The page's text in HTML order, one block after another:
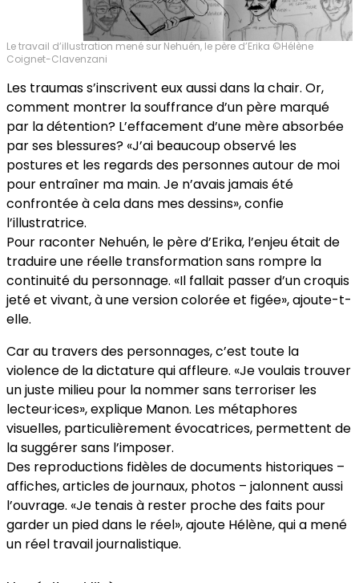
Le travail d’illustration mené sur Nehuén, le père d’Erika ©Hélène
Coignet-Clavenzani
Les traumas s’inscrivent eux aussi dans la chair. Or,
comment montrer la souffrance d’un père marqué
par la détention? L’effacement d’une mère absorbée
par ses blessures? «J’ai beaucoup observé les
postures et les regards des personnes autour de moi
pour entraîner ma main. Je n’avais jamais été
confrontée à cela dans mes dessins», confie
l’illustratrice.
Pour raconter Nehuén, le père d’Erika, l’enjeu était de
traduire une réelle transformation sans rompre la
continuité du personnage. «Il fallait passer d’un croquis
jeté et vivant, à une version colorée et figée», ajoute-t-
elle.
Car au travers des personnages, c’est toute la
violence de la dictature qui affleure. «Je voulais trouver
un juste milieu pour la nommer sans terroriser les
lecteur·ices», explique Manon. Les métaphores
visuelles, particulièrement évocatrices, permettent de
la suggérer sans l’imposer.
Des reproductions fidèles de documents historiques –
affiches, articles de journaux, photos – jalonnent aussi
l’ouvrage. «Je tenais à rester proche des faits pour
garder un pied dans le réel», ajoute Hélène, qui a mené
un réel travail journalistique.